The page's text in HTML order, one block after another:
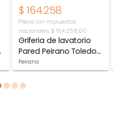
$ 164.258
Precio sin impuestos
nacionales $ 164.258,00
Griferia de lavatorio
Pared Peirano Toledo
62-150 cr
Peirano